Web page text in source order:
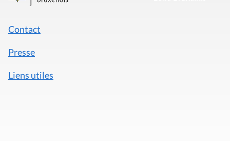
Contact
Presse
Liens utiles